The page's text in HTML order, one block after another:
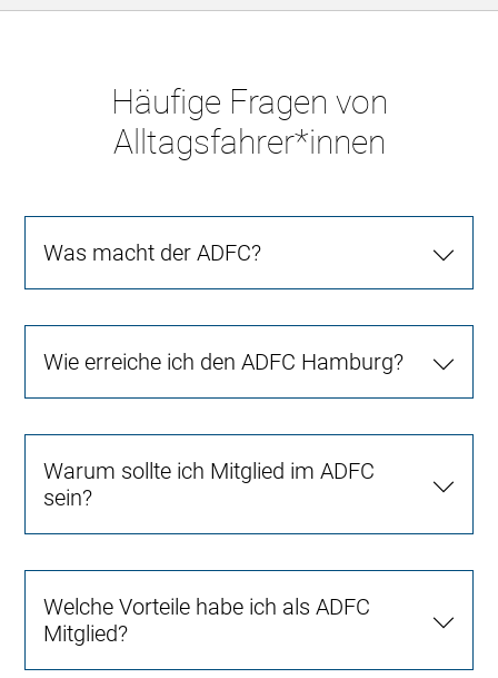
Häufige Fragen von
Alltagsfahrer*innen
Was macht der ADFC?
Wie erreiche ich den ADFC Hamburg?
Warum sollte ich Mitglied im ADFC
sein?
Welche Vorteile habe ich als ADFC
Mitglied?